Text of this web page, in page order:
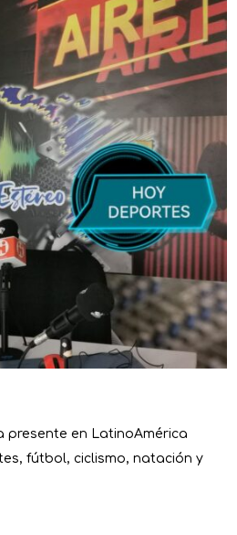
presente en LatinoAmérica
fútbol, ciclismo, natación y